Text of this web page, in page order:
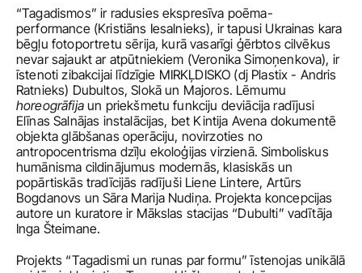
“Tagadismos” ir radusies ekspresīva poēma-
performance (Kristiāns Iesalnieks), ir tapusi Ukrainas kara
bēgļu fotoportretu sērija, kurā vasarīgi ģērbtos cilvēkus
nevar sajaukt ar atpūtniekiem (Veronika Simoņenkova), ir
īstenoti zibakcijai līdzīgie MIRKĻDISKO (dj Plastix - Andris
horeogrāfija un priekšmetu funkciju deviācija radījusi
Elīnas Salnājas instalācijas, bet Kintija Avena dokumentē
objekta glābšanas operāciju, novirzoties no
antropocentrisma dzīļu ekoloģijas virzienā. Simboliskus
humānisma cildinājumus modernās, klasiskās un
popārtiskās tradīcijās radījuši Liene Lintere, Artūrs
Bogdanovs un Sāra Marija Nudiņa. Projekta koncepcijas
autore un kuratore ir Mākslas stacijas “Dubulti” vadītāja
Inga Šteimane.
Projekts “Tagadismi un runas par formu” īstenojas unikālā